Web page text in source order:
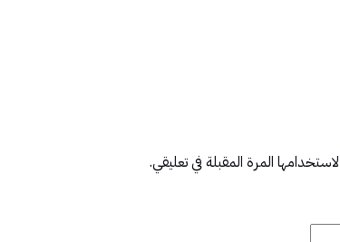
المرة المقبلة في تعليقي.